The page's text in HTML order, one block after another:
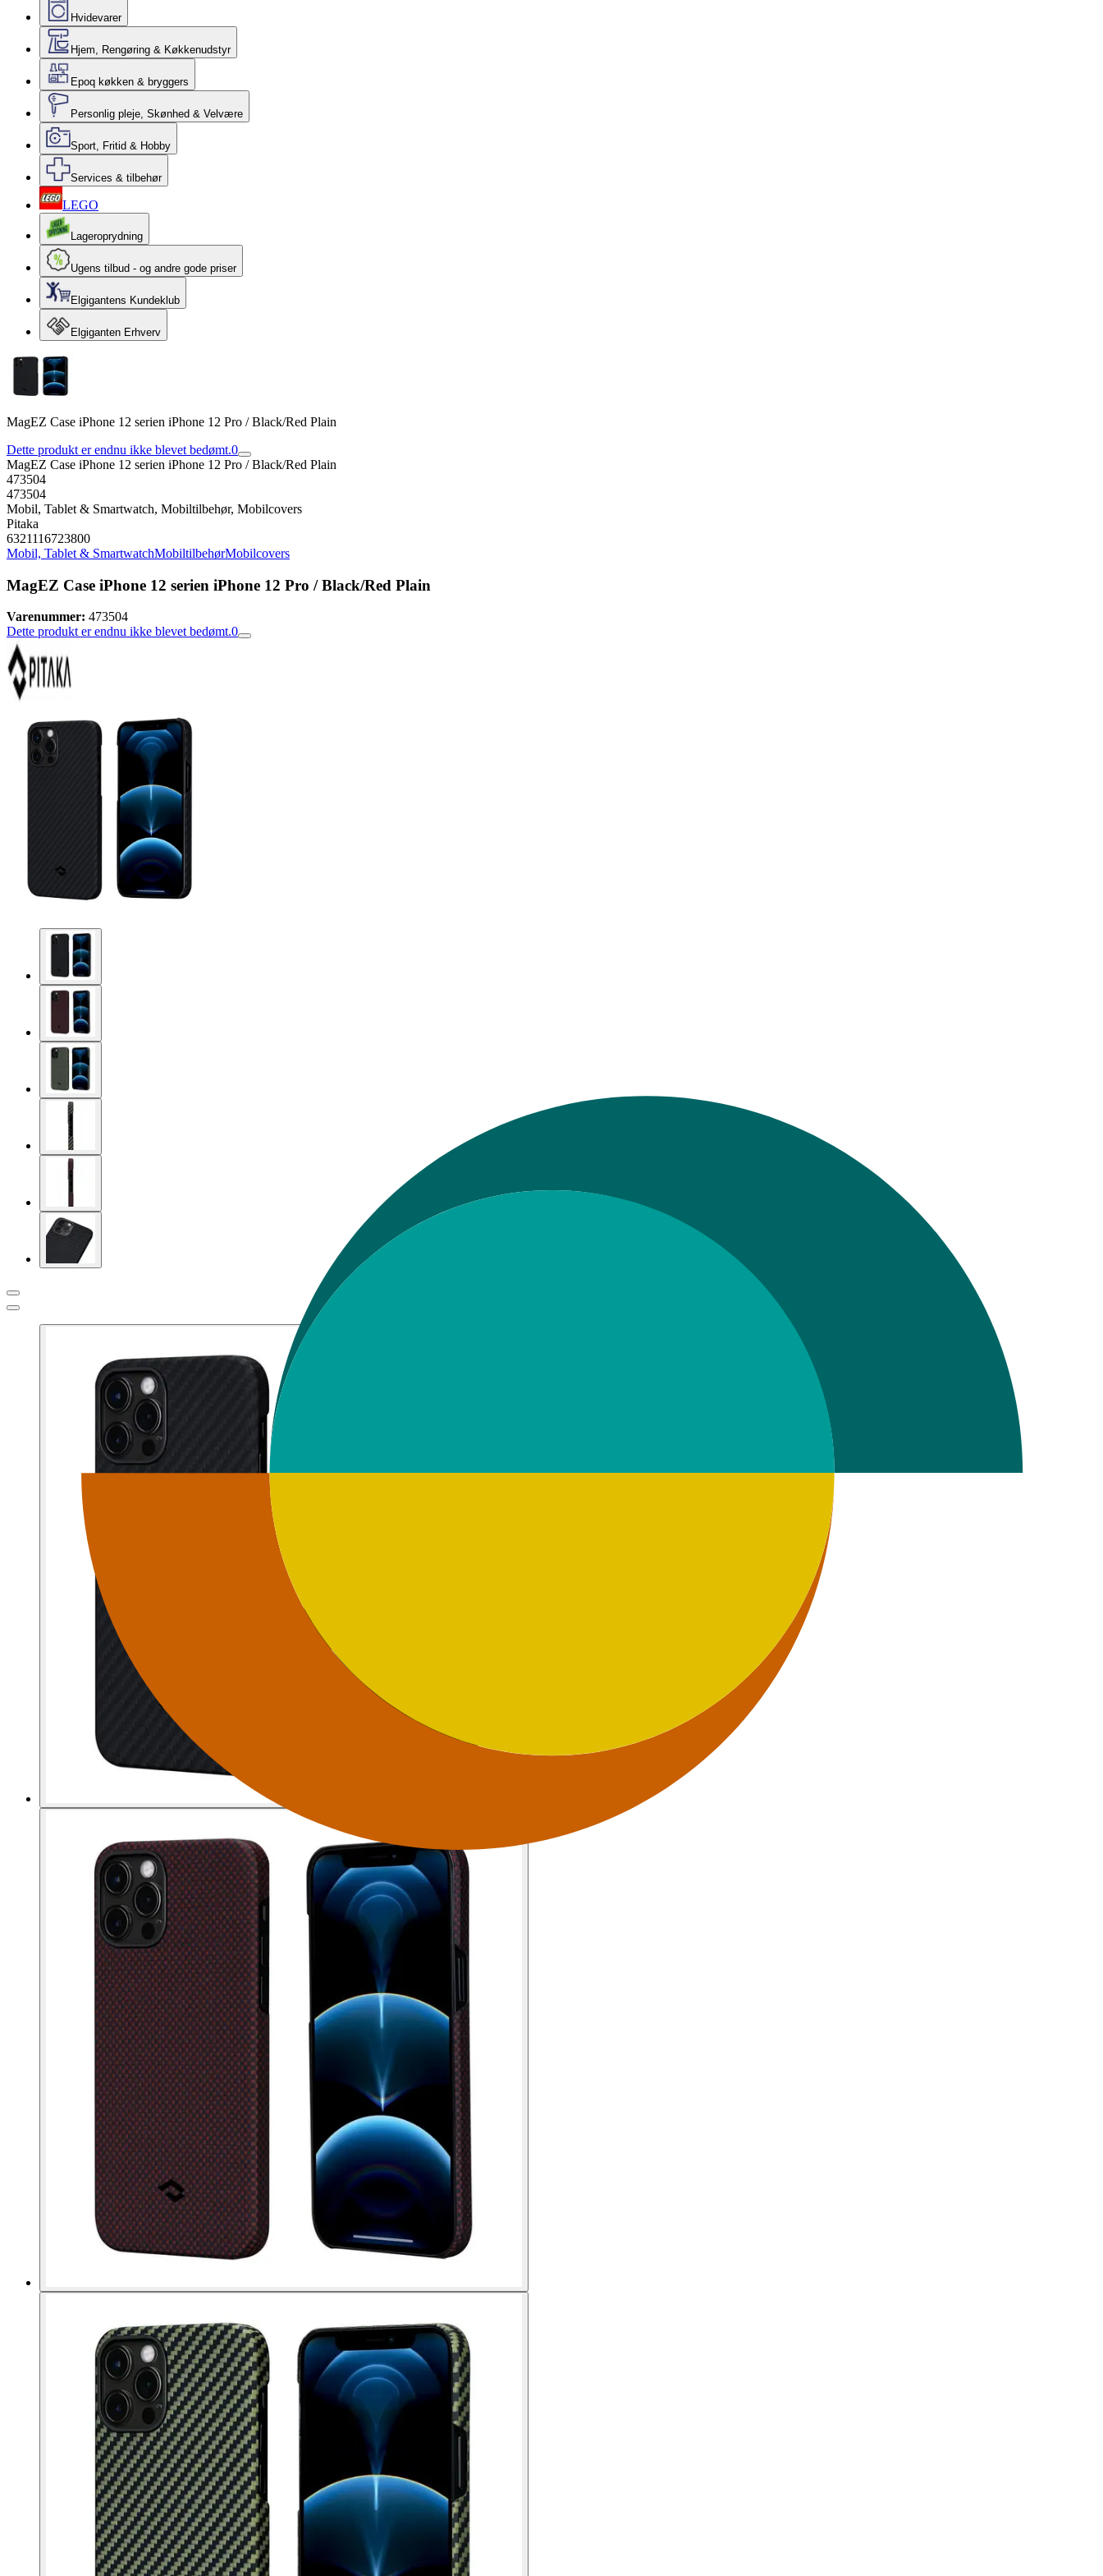
Hvidevarer
Hjem, Rengøring & Køkkenudstyr
Epoq køkken & bryggers
Personlig pleje, Skønhed & Velvære
Sport, Fritid & Hobby
Services & tilbehør
LEGO
Lageroprydning
Ugens tilbud - og andre gode priser
Elgigantens Kundeklub
Elgiganten Erhverv
MagEZ Case iPhone 12 serien iPhone 12 Pro / Black/Red Plain
Dette produkt er endnu ikke blevet bedømt.0
MagEZ Case iPhone 12 serien iPhone 12 Pro / Black/Red Plain
473504
473504
Mobil, Tablet & Smartwatch, Mobiltilbehør, Mobilcovers
Pitaka
6321116723800
Mobil, Tablet & SmartwatchMobiltilbehørMobilcovers
MagEZ Case iPhone 12 serien iPhone 12 Pro / Black/Red Plain
Varenummer: 473504
Dette produkt er endnu ikke blevet bedømt.0